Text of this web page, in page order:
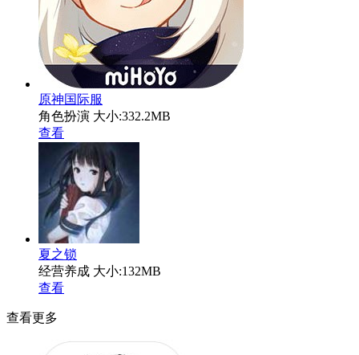
原神国际服
角色扮演 大小:332.2MB
查看
夏之锁
经营养成 大小:132MB
查看
查看更多